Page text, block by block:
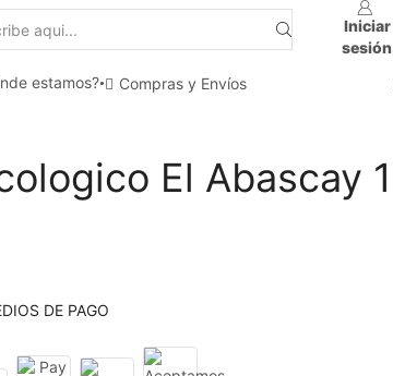
Iniciar
sesión
estamos? Compras y Envíos
El Abascay 1
DE PAGO